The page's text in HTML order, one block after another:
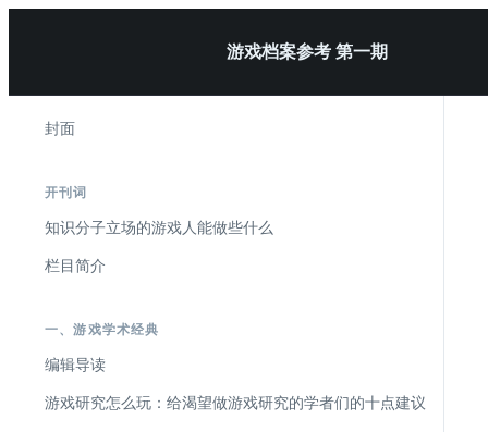
游戏档案参考 第一期
封面
开刊词
知识分子立场的游戏人能做些什么
栏目简介
一、游戏学术经典
编辑导读
游戏研究怎么玩：给渴望做游戏研究的学者们的十点建议